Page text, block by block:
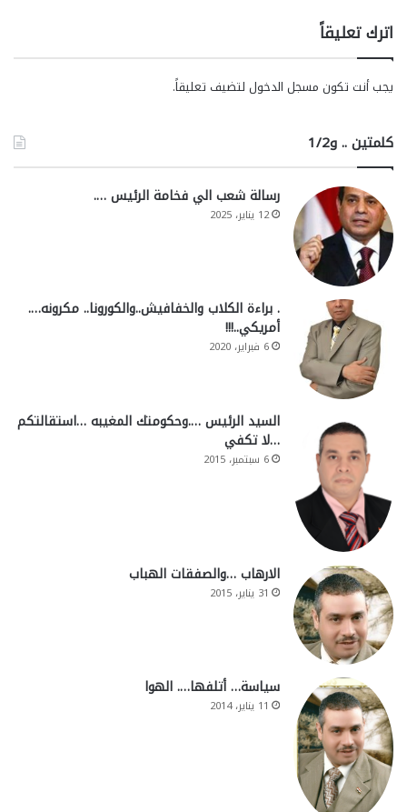
اترك تعليقاً
يجب أنت تكون مسجل الدخول لتضيف تعليقاً.
كلمتين .. و1/2
رسالة شعب الي فخامة الرئيس ….
12 يناير، 2025
. براءة الكلاب والخفافيش..والكورونا.. مكرونه….
أمريكي..!!!
6 فبراير، 2020
السيد الرئيس ….وحكومتك المغيبه …استقالتكم
…لا تكفي
6 سبتمبر، 2015
الارهاب …والصفقات الهباب
31 يناير، 2015
سياسة… أتلفها…. الهوا
11 يناير، 2014